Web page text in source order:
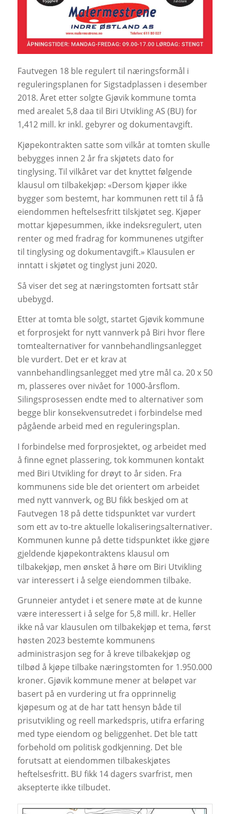
Fautvegen 18 ble regulert til næringsformål i
reguleringsplanen for Sigstadplassen i desember
2018. Året etter solgte Gjøvik kommune tomta
med arealet 5,8 daa til Biri Utvikling AS (BU) for
1,412 mill. kr inkl. gebyrer og dokumentavgift.
Kjøpekontrakten satte som vilkår at tomten skulle
bebygges innen 2 år fra skjøtets dato for
tinglysing. Til vilkåret var det knyttet følgende
klausul om tilbakekjøp: «Dersom kjøper ikke
bygger som bestemt, har kommunen rett til å få
eiendommen heftelsesfritt tilskjøtet seg. Kjøper
mottar kjøpesummen, ikke indeksregulert, uten
renter og med fradrag for kommunenes utgifter
til tinglysing og dokumentavgift.» Klausulen er
inntatt i skjøtet og tinglyst juni 2020.
Så viser det seg at næringstomten fortsatt står
ubebygd.
Etter at tomta ble solgt, startet Gjøvik kommune
et forprosjekt for nytt vannverk på Biri hvor flere
tomtealternativer for vannbehandlingsanlegget
ble vurdert. Det er et krav at
vannbehandlingsanlegget med ytre mål ca. 20 x 50
m, plasseres over nivået for 1000-årsflom.
Silingsprosessen endte med to alternativer som
begge blir konsekvensutredet i forbindelse med
pågående arbeid med en reguleringsplan.
I forbindelse med forprosjektet, og arbeidet med
å finne egnet plassering, tok kommunen kontakt
med Biri Utvikling for drøyt to år siden. Fra
kommunens side ble det orientert om arbeidet
med nytt vannverk, og BU fikk beskjed om at
Fautvegen 18 på dette tidspunktet var vurdert
som ett av to-tre aktuelle lokaliseringsalternativer.
Kommunen kunne på dette tidspunktet ikke gjøre
gjeldende kjøpekontraktens klausul om
tilbakekjøp, men ønsket å høre om Biri Utvikling
var interessert i å selge eiendommen tilbake.
Grunneier antydet i et senere møte at de kunne
være interessert i å selge for 5,8 mill. kr. Heller
ikke nå var klausulen om tilbakekjøp et tema, først
høsten 2023 bestemte kommunens
administrasjon seg for å kreve tilbakekjøp og
tilbød å kjøpe tilbake næringstomten for 1.950.000
kroner. Gjøvik kommune mener at beløpet var
basert på en vurdering ut fra opprinnelig
kjøpesum og at de har tatt hensyn både til
prisutvikling og reell markedspris, utifra erfaring
med type eiendom og beliggenhet. Det ble tatt
forbehold om politisk godkjenning. Det ble
forutsatt at eiendommen tilbakeskjøtes
heftelsesfritt. BU fikk 14 dagers svarfrist, men
aksepterte ikke tilbudet.